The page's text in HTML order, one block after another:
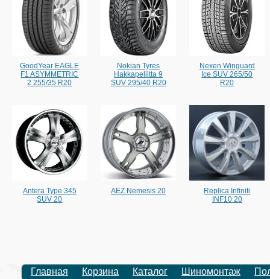
GoodYear EAGLE
F1 ASYMMETRIC
2 255/35 R20
Nokian Tyres
Hakkapeliitta 9
SUV 295/40 R20
Nexen Winguard
Ice SUV 265/50
R20
Antera Type 345
SUV 20
AEZ Nemesis 20
Replica Infiniti
INF10 20
Главная Корзина Каталог Шиномонтаж